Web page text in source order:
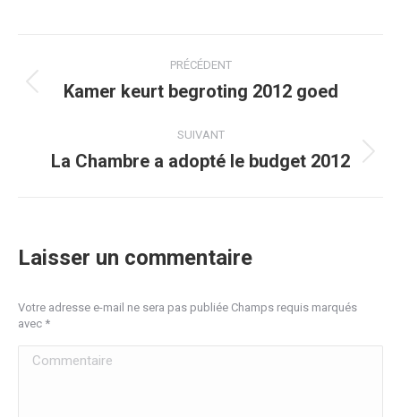
article
PRÉCÉDENT
Article
:
Kamer keurt begroting 2012 goed
SUIVANT
Article
La Chambre a adopté le budget 2012
Laisser un commentaire
Votre adresse e-mail ne sera pas publiée Champs requis marqués
avec *
Commentaire